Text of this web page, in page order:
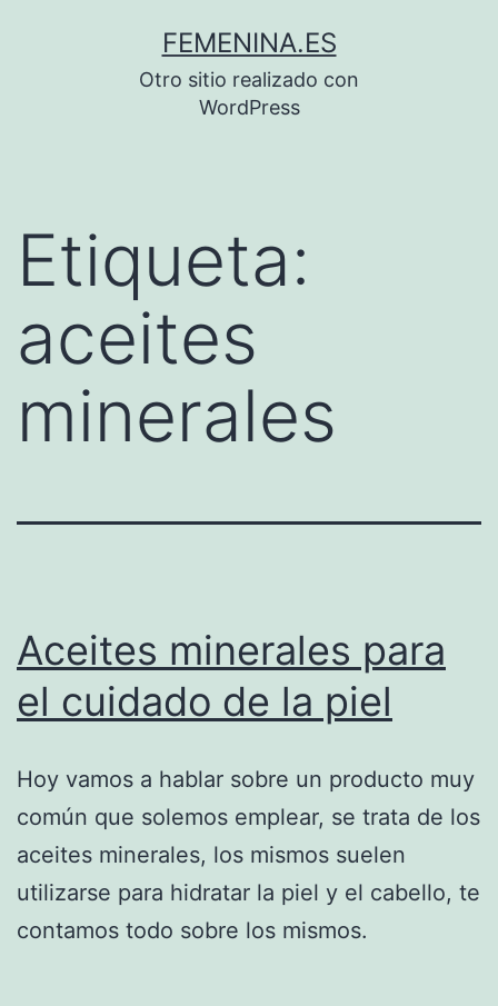
FEMENINA.ES
Otro sitio realizado con
WordPress
Etiqueta:
aceites
minerales
Aceites minerales para
el cuidado de la piel
Hoy vamos a hablar sobre un producto muy
común que solemos emplear, se trata de los
aceites minerales, los mismos suelen
utilizarse para hidratar la piel y el cabello, te
contamos todo sobre los mismos.